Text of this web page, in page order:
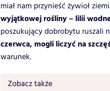
miał nam przynieść żywioł
wyjątkowej rośliny – lilii
poszukujący dobrobytu ruszali
czerwca, mogli liczyć na
warunek.
Zobacz także